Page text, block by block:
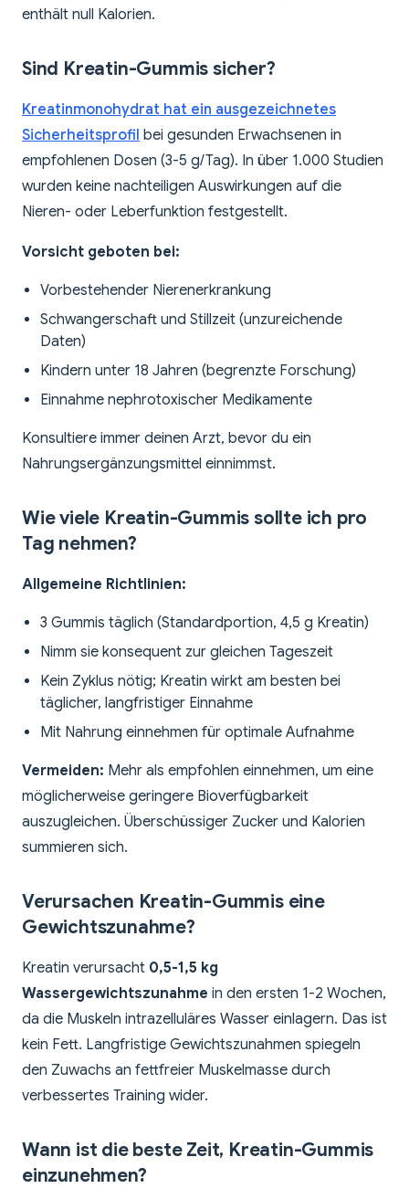
enthält null Kalorien.
Sind Kreatin-Gummis sicher?
Kreatinmonohydrat hat ein ausgezeichnetes
Sicherheitsprofil bei gesunden Erwachsenen in
empfohlenen Dosen (3-5 g/Tag). In über 1.000 Studien
wurden keine nachteiligen Auswirkungen auf die
Nieren- oder Leberfunktion festgestellt.
Vorsicht geboten bei:
Vorbestehender Nierenerkrankung
Schwangerschaft und Stillzeit (unzureichende
Daten)
Kindern unter 18 Jahren (begrenzte Forschung)
Einnahme nephrotoxischer Medikamente
Konsultiere immer deinen Arzt, bevor du ein
Nahrungsergänzungsmittel einnimmst.
Wie viele Kreatin-Gummis sollte ich pro
Tag nehmen?
Allgemeine Richtlinien:
3 Gummis täglich (Standardportion, 4,5 g Kreatin)
Nimm sie konsequent zur gleichen Tageszeit
Kein Zyklus nötig; Kreatin wirkt am besten bei
täglicher, langfristiger Einnahme
Mit Nahrung einnehmen für optimale Aufnahme
Vermeiden: Mehr als empfohlen einnehmen, um eine
möglicherweise geringere Bioverfügbarkeit
auszugleichen. Überschüssiger Zucker und Kalorien
summieren sich.
Verursachen Kreatin-Gummis eine
Gewichtszunahme?
Kreatin verursacht 0,5-1,5 kg
Wassergewichtszunahme in den ersten 1-2 Wochen,
da die Muskeln intrazelluläres Wasser einlagern. Das ist
kein Fett. Langfristige Gewichtszunahmen spiegeln
den Zuwachs an fettfreier Muskelmasse durch
verbessertes Training wider.
Wann ist die beste Zeit, Kreatin-Gummis
einzunehmen?